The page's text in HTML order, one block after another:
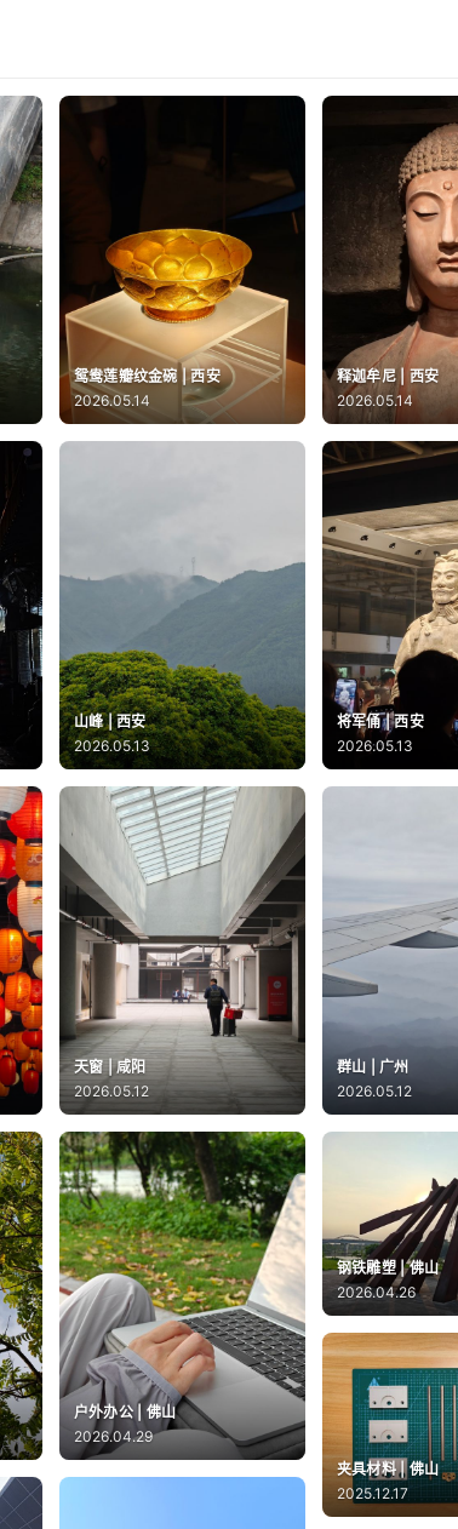
鸳鸯莲瓣纹金碗 | 西安
2026.05.14
释迦牟尼 | 西安
2026.05.14
山峰 | 西安
2026.05.13
将军俑 | 西安
2026.05.13
天窗 | 咸阳
2026.05.12
群山 | 广州
2026.05.12
户外办公 | 佛山
2026.04.29
钢铁雕塑 | 佛山
2026.04.26
夹具材料 | 佛山
2025.12.17